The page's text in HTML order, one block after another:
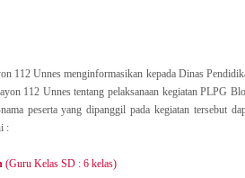
112 Unnes menginformasikan kepada Dinas
112 Unnes tentang pelaksanaan kegiatan PLPG
peserta yang dipanggil pada kegiatan tersebut
:
(Guru Kelas SD : 6 kelas)